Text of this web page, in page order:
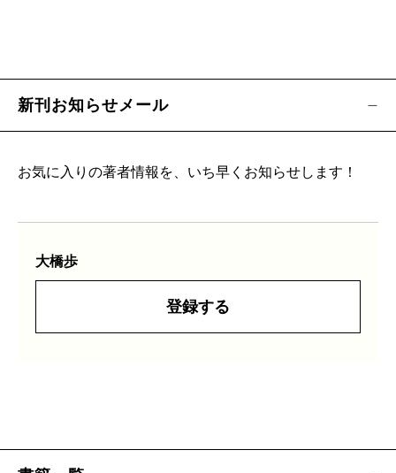
新刊お知らせメール
お気に入りの著者情報を、いち早くお知らせします！
大橋歩
登録する